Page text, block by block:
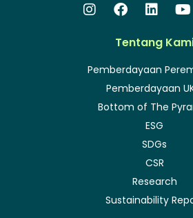
Tentang
Pemberdayaan
Pemberdayaan
Bottom of The
ESG
SDGs
CSR
Research
Sustainability